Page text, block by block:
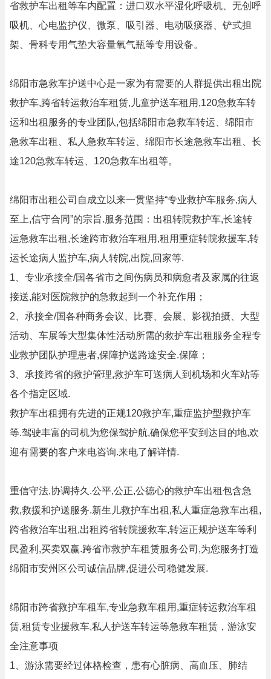
省救护车出租等车内配置：进口双水平湿化呼吸机、无创呼
吸机、心电监护仪、微泵、吸引器、电动吸痰器、铲式担
架、骨科专用气垫大容量氧气瓶等专用设备。
绵阳市急救车护送中心是一家为有需要的人群提供出租出院
救护车,跨省转运救治车租赁,儿童护送车租用,120急救车转
运和出租服务的专业团队,包括绵阳市急救车转运、绵阳市
急救车出租、私人急救车转运、绵阳市长途急救车出租、长
途120急救车转运、120急救车出租等。
绵阳市出租公司自成立以来一贯坚持“专业救护车服务,病人
至上,信守合同”的宗旨.服务范围：出租转院救护车,长途转
运急救车出租,长途跨市救治车租用,租用重症转院救援车,转
运长途病人监护车,病人转院,出院,回家等.
1、专业承接全/国各省市之间伤病员和病愈者及家属的往返
接送,能对医院救护的急救起到一个补充作用；
2、承接全/国各种商务会议、比赛、会展、影视拍摄、大型
活动、车展等大型集体性活动所需的救护车出租服务全程专
业救护团队护理患者,保障护送路途安全.保障；
3、承接跨省的救护管理,救护车可送病人到机场和火车站等
各个指定区域.
救护车出租拥有先进的正规120救护车,重症监护型救护车
等.驾驶丰富的司机为您保驾护航,确保您平安到达目的地,欢
迎有需要的客户来电咨询.来电了解详情.
重信守法,协调持久.公平,公正,公德心的救护车出租包含急
救,救援和护送服务.新生儿救护车出租,私人重症急救车出租,
跨省救治车出租,出租跨省转院援救车,转运正规护送车等利
民盈利,买卖双赢.跨省市救护车租赁服务公司,为您服务打造
绵阳市安州区公司诚信品牌,促进公司稳健发展.
绵阳市跨省救护车租车,专业急救车租用,重症转运救治车租
赁,租赁专业援救车,私人护送车转运等急救车租赁，游泳安
全注意事项
1、游泳需要经过体格检查，患有心脏病、高血压、肺结